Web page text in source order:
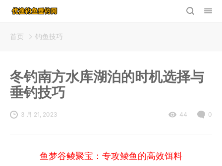
首页 钓鱼技巧
冬钓南方水库湖泊的时机选择与
垂钓技巧
3 月 21, 2023 44 0
鱼梦谷鲮聚宝：专攻鲮鱼的高效饵料